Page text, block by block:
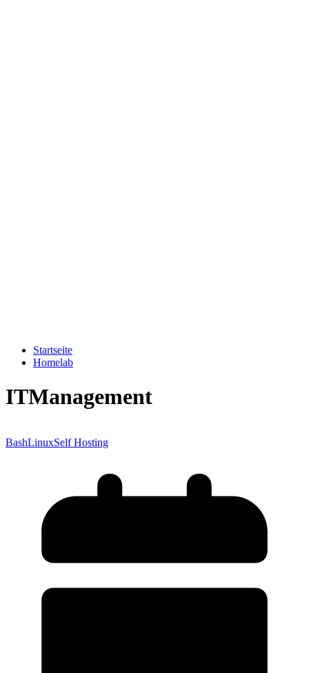
Startseite
Homelab
ITManagement
BashLinuxSelf Hosting